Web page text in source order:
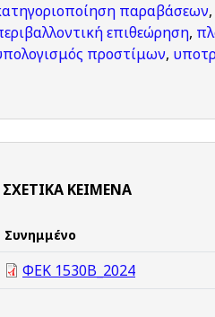
παραβάσεων,
επιθεώρηση,
προστίμων,
ΣΧΕΤΙΚΆ ΚΕΊΜΕΝΑ
Συνημμένο
ΦΕΚ 1530Β_2024